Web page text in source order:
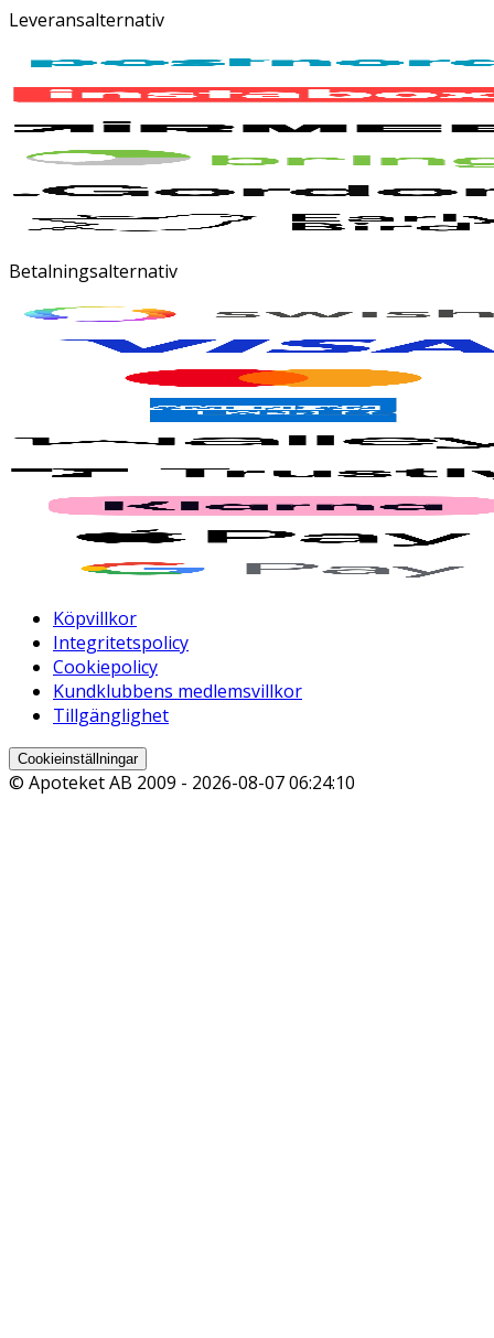
Leveransalternativ
Betalningsalternativ
Köpvillkor
Integritetspolicy
Cookiepolicy
Kundklubbens medlemsvillkor
Tillgänglighet
Cookieinställningar
© Apoteket AB 2009 - 2026-08-07 06:24:10